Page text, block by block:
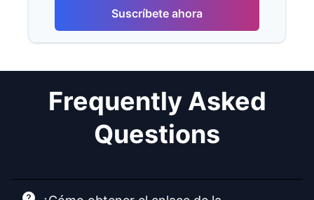
Suscríbete ahora
Frequently Asked
Questions